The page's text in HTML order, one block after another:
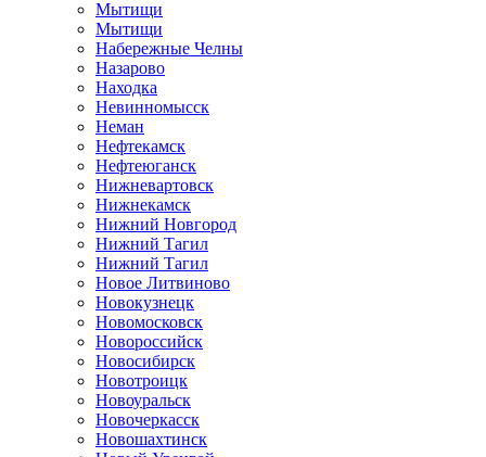
Мытищи
Мытищи
Набережные Челны
Назарово
Находка
Невинномысск
Неман
Нефтекамск
Нефтеюганск
Нижневартовск
Нижнекамск
Нижний Новгород
Нижний Тагил
Нижний Тагил
Новое Литвиново
Новокузнецк
Новомосковск
Новороссийск
Новосибирск
Новотроицк
Новоуральск
Новочеркасск
Новошахтинск